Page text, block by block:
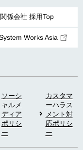
関係会社 採用Top
Works Asia
ソーシ
ャルメ
ディア
ポリシ
ー
カスタマ
ーハラス
メント対
応ポリシ
ー